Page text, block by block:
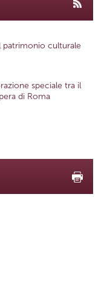
patrimonio culturale
speciale tra il
di Roma